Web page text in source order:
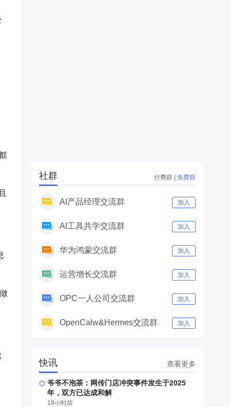
社群 付费群 | 免费群
AI产品经理交流群 加入
AI工具共学交流群 加入
华为鸿蒙交流群 加入
运营增长交流群 加入
OPC一人公司交流群 加入
OpenCalw&Hermes交流群 加入
快讯 查看更多
爷爷不泡茶：网传门店冲突事件发生于2025
年，双方已达成和解
18小时前